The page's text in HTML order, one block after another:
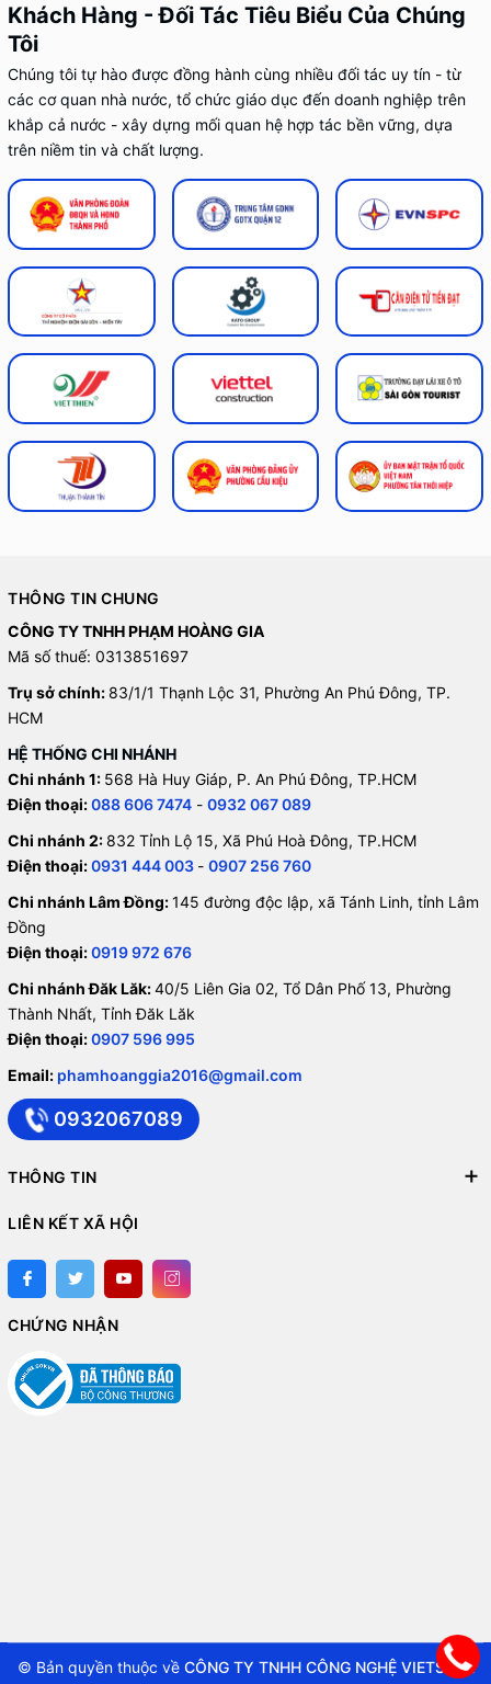
Khách Hàng - Đối Tác Tiêu Biểu Của Chúng
Tôi
Chúng tôi tự hào được đồng hành cùng nhiều đối tác uy tín - từ
các cơ quan nhà nước, tổ chức giáo dục đến doanh nghiệp trên
khắp cả nước - xây dựng mối quan hệ hợp tác bền vững, dựa
trên niềm tin và chất lượng.
THÔNG TIN CHUNG
CÔNG TY TNHH PHẠM HOÀNG GIA
Mã số thuế: 0313851697
Trụ sở chính: 83/1/1 Thạnh Lộc 31, Phường An Phú Đông, TP.
HCM
HỆ THỐNG CHI NHÁNH
Chi nhánh 1: 568 Hà Huy Giáp, P. An Phú Đông, TP.HCM
Điện thoại:088 606 7474 - 0932 067 089
Chi nhánh 2: 832 Tỉnh Lộ 15, Xã Phú Hoà Đông, TP.HCM
Điện thoại:0931 444 003 - 0907 256 760
Chi nhánh Lâm Đồng:145 đường độc lập, xã Tánh Linh, tỉnh Lâm
Đồng
Điện thoại:0919 972 676
Chi nhánh Đăk Lăk:40/5 Liên Gia 02, Tổ Dân Phố 13, Phường
Thành Nhất, Tỉnh Đăk Lăk
Điện thoại:0907 596 995
Email: phamhoanggia2016@gmail.com
0932067089
THÔNG TIN
LIÊN KẾT XÃ HỘI
CHỨNG NHẬN
© Bản quyền thuộc về CÔNG TY TNHH CÔNG NGHỆ VIETSTAR